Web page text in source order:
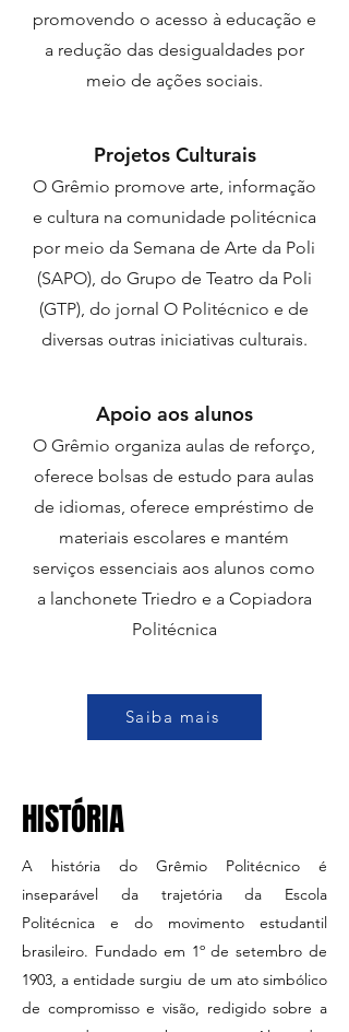
promovendo o acesso à educação e
a redução das desigualdades por
meio de ações sociais.
Projetos Culturais
O Grêmio promove arte, informação
e cultura na comunidade politécnica
por meio da Semana de Arte da Poli
(SAPO), do Grupo de Teatro da Poli
(GTP), do jornal O Politécnico e de
diversas outras iniciativas culturais.
Apoio aos alunos
O Grêmio organiza aulas de reforço,
oferece bolsas de estudo para aulas
de idiomas, oferece empréstimo de
materiais escolares e mantém
serviços essenciais aos alunos como
a lanchonete Triedro e a Copiadora
Politécnica
Saiba mais
HISTÓRIA
A história do Grêmio Politécnico é
inseparável da trajetória da Escola
Politécnica e do movimento estudantil
brasileiro. Fundado em 1º de setembro de
1903, a entidade surgiu de um ato simbólico
de compromisso e visão, redigido sobre a